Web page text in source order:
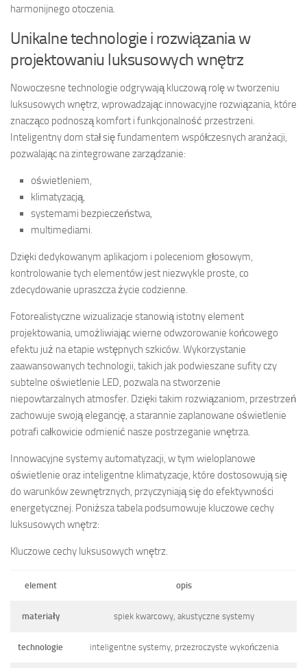
harmonijnego otoczenia.
Unikalne technologie i rozwiązania w
projektowaniu luksusowych wnętrz
Nowoczesne technologie odgrywają kluczową rolę w tworzeniu
luksusowych wnętrz, wprowadzając innowacyjne rozwiązania, które
znacząco podnoszą komfort i funkcjonalność przestrzeni.
Inteligentny dom stał się fundamentem współczesnych aranżacji,
pozwalając na zintegrowane zarządzanie:
oświetleniem,
klimatyzacją,
systemami bezpieczeństwa,
multimediami.
Dzięki dedykowanym aplikacjom i poleceniom głosowym,
kontrolowanie tych elementów jest niezwykle proste, co
zdecydowanie upraszcza życie codzienne.
Fotorealistyczne wizualizacje stanowią istotny element
projektowania, umożliwiając wierne odwzorowanie końcowego
efektu już na etapie wstępnych szkiców. Wykorzystanie
zaawansowanych technologii, takich jak podwieszane sufity czy
subtelne oświetlenie LED, pozwala na stworzenie
niepowtarzalnych atmosfer. Dzięki takim rozwiązaniom, przestrzeń
zachowuje swoją elegancję, a starannie zaplanowane oświetlenie
potrafi całkowicie odmienić nasze postrzeganie wnętrza.
Innowacyjne systemy automatyzacji, w tym wieloplanowe
oświetlenie oraz inteligentne klimatyzacje, które dostosowują się
do warunków zewnętrznych, przyczyniają się do efektywności
energetycznej. Poniższa tabela podsumowuje kluczowe cechy
luksusowych wnętrz:
Kluczowe cechy luksusowych wnętrz.
element opis
materiały spiek kwarcowy, akustyczne systemy
technologie inteligentne systemy, przezroczyste wykończenia